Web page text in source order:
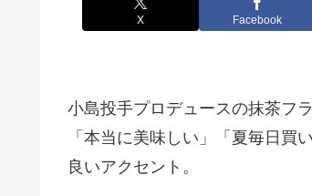
X Facebook
小島投手プロデュースの抹茶フ
「本当に美味しい」「夏毎日買
良いアクセント。